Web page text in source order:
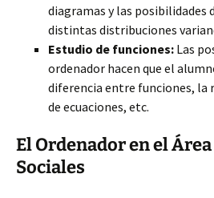
diagramas y las posibilidades
distintas distribuciones
Estudio de funciones: Las
ordenador hacen que el
diferencia entre funciones, la
de ecuaciones, etc.
El Ordenador en el
Sociales